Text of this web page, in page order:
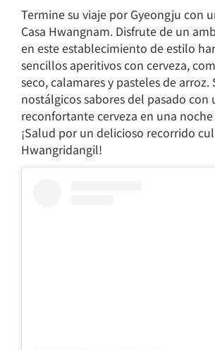
Termine su viaje por Gyeongju con
Casa Hwangnam. Disfrute de un
en este establecimiento de estilo
sencillos aperitivos con cerveza,
seco, calamares y pasteles de arroz.
nostálgicos sabores del pasado con
reconfortante cerveza en una
¡Salud por un delicioso recorrido
Hwangridangil!